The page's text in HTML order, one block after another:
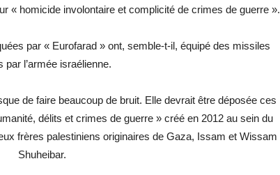
« homicide involontaire et complicité de crimes de guerre ».
par « Eurofarad » ont, semble-t-il, équipé des missiles
par l’armée israélienne.
de faire beaucoup de bruit. Elle devrait être déposée ces
délits et crimes de guerre » créé en 2012 au sein du
frères palestiniens originaires de Gaza, Issam et Wissam
Shuheibar.